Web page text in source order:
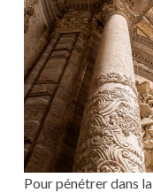
Pour pénétrer dans